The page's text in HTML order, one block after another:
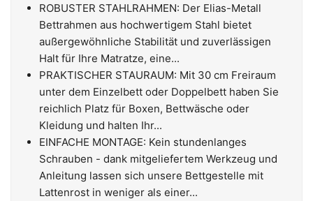
ROBUSTER STAHLRAHMEN: Der Elias-Metall
Bettrahmen aus hochwertigem Stahl bietet
außergewöhnliche Stabilität und zuverlässigen
Halt für Ihre Matratze, eine...
PRAKTISCHER STAURAUM: Mit 30 cm Freiraum
unter dem Einzelbett oder Doppelbett haben Sie
reichlich Platz für Boxen, Bettwäsche oder
Kleidung und halten Ihr...
EINFACHE MONTAGE: Kein stundenlanges
Schrauben - dank mitgeliefertem Werkzeug und
Anleitung lassen sich unsere Bettgestelle mit
Lattenrost in weniger als einer...